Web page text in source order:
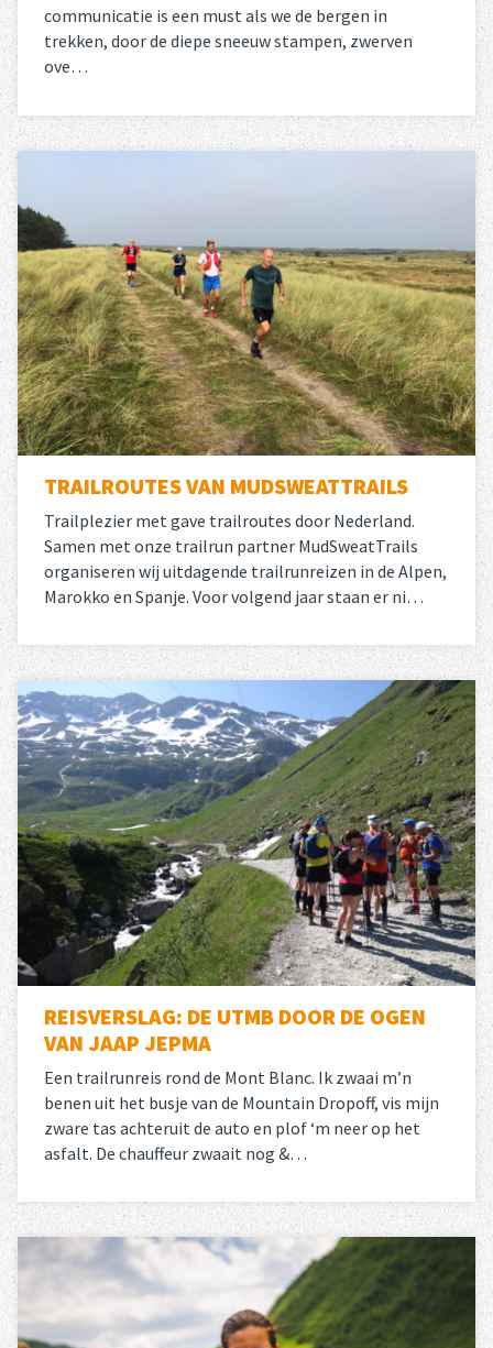
communicatie is een must als we de bergen in
trekken, door de diepe sneeuw stampen, zwerven
ove…
over
TRAILROUTES VAN MUDSWEATTRAILS
Trailplezier met gave trailroutes door Nederland.
Samen met onze trailrun partner MudSweatTrails
organiseren wij uitdagende trailrunreizen in de Alpen,
Marokko en Spanje. Voor volgend jaar staan er ni…
over
REISVERSLAG: DE UTMB DOOR DE OGEN
VAN JAAP JEPMA
Een trailrunreis rond de Mont Blanc. Ik zwaai m’n
benen uit het busje van de Mountain Dropoff, vis mijn
zware tas achteruit de auto en plof ‘m neer op het
asfalt. De chauffeur zwaait nog &…
over